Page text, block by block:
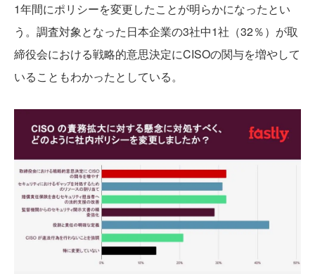
1年間にポリシーを変更したことが明らかになったとい
う。調査対象となった日本企業の3社中1社（32％）が取
締役会における戦略的意思決定にCISOの関与を増やして
いることもわかったとしている。